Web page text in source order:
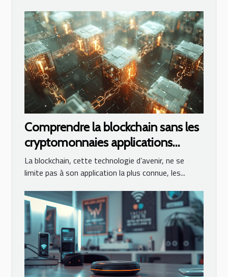
Comprendre la blockchain sans les
cryptomonnaies applications
innovantes au-delà de la finance
La blockchain, cette technologie d’avenir, ne se
limite pas à son application la plus connue, les...